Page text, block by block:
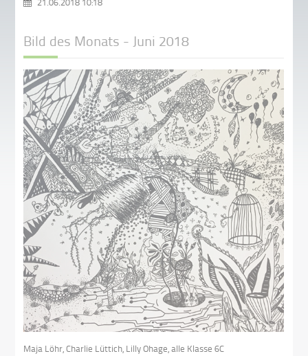
Bild des Monats - Juni 2018
Maja Löhr, Charlie Lüttich, Lilly Ohage, alle Klasse 6C